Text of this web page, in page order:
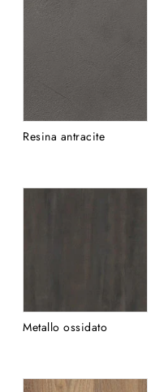
Resina antracite
Metallo ossidato